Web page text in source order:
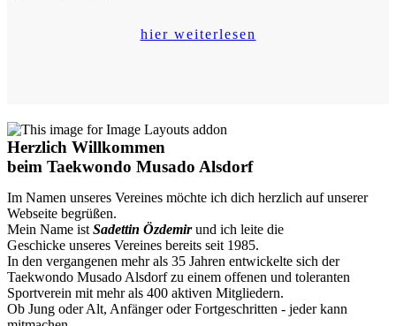
hier weiterlesen
Herzlich Willkommen
beim Taekwondo Musado Alsdorf
Im Namen unseres Vereines möchte ich dich herzlich auf unserer
Webseite begrüßen.
Mein Name ist Sadettin Özdemirund ich leite die
Geschicke unseres Vereines bereits seit 1985.
In den vergangenen mehr als 35 Jahren entwickelte sich der
Taekwondo Musado Alsdorf zu einem offenen und toleranten
Sportverein mit mehr als 400 aktiven Mitgliedern.
Ob Jung oder Alt, Anfänger oder Fortgeschritten - jeder kann